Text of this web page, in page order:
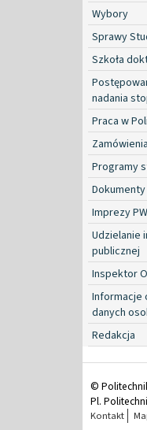
Wybory
Sprawy
Szkoła
nadania
Praca w
Programy
Imprezy PW
Udzielanie
publicznej
Inspektor
Informacje
danych
Redakcja
©
Pl.
Kontakt